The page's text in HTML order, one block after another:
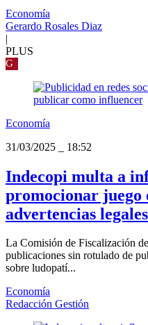
Economía
Gerardo Rosales Diaz
|
PLUS
G
Economía
31/03/2025
18:52
Indecopi multa a
promocionar juego
advertencias legales
La Comisión de Fiscalización
publicaciones sin rotulado de
sobre ludopatí...
Economía
Redacción Gestión